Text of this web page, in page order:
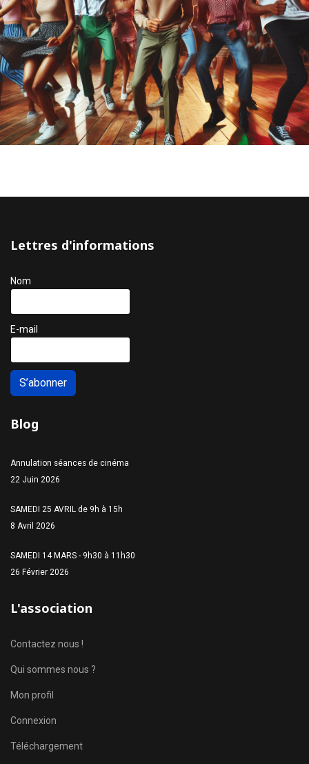
Lettres d'informations
Nom
E-mail
S’abonner
Blog
Annulation séances de cinéma
22 Juin 2026
SAMEDI 25 AVRIL de 9h à 15h
8 Avril 2026
SAMEDI 14 MARS - 9h30 à 11h30
26 Février 2026
L'association
Contactez nous !
Qui sommes nous ?
Mon profil
Connexion
Téléchargement